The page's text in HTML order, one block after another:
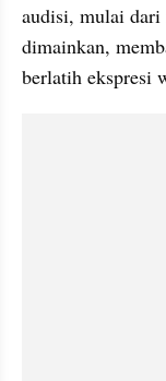
audisi, mulai dari
dimainkan,
berlatih ekspresi